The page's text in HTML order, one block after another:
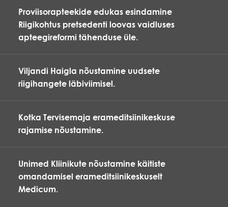
Proviisorapteekide edukas esindamine
Riigikohtus pretsedenti loovas vaidluses
apteegireformi tähenduse üle.
Viljandi Haigla nõustamine uudsete
riigihangete läbiviimisel.
Kotka Tervisemaja erameditsiinikeskuse
rajamise nõustamine.
Unimed Kliinikute nõustamine käitiste
omandamisel erameditsiinikeskuselt
Medicum.